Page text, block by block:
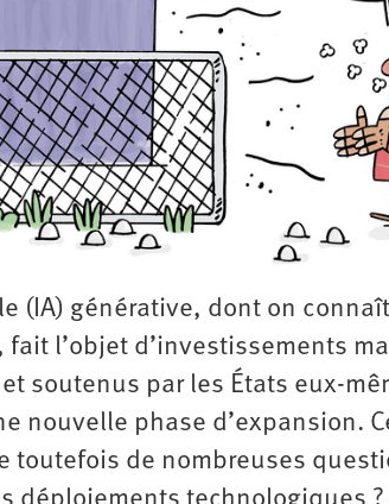
Nord
Amérique
latine
Asie
Europe
Moyen-
Orient
(IA) générative, dont on
fait l’objet d’investissements
soutenus par les États eux-
nouvelle phase d’expansion.
toutefois de nombreuses